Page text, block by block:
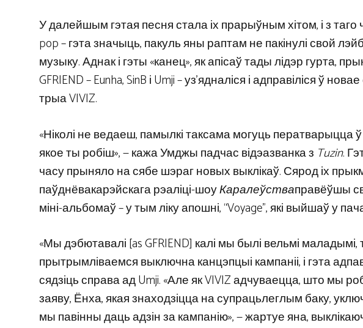
У далейшым гэтая песня стала іх прарыўным хітом, і з
pop – гэта значыць, пакуль яны раптам не пакінулі свой
музыку. Аднак і гэты «канец», як апісаў тады лідэр гурта,
GFRIEND – Eunha, SinB і Umji – уз’ядналіся і адправіліся ў
трыа VIVIZ.
«Ніколі не ведаеш, памылкі таксама могуць
якое ты робіш», — кажа Умджы падчас відэазванка з Tuzin.
часу прыняло на сябе шэраг новых выклікаў. Сярод іх
паўднёвакарэйскага рэаліці-шоуКаралеўстваправёўшы
міні-альбомаў – у тым ліку апошні, “Voyage”, які выйшаў у
«Мы дэбютавалі [as GFRIEND] калі мы былі вельмі
прытрымліваемся выключна канцэпцыі кампаніі, і гэта
сядзіць справа ад Umji. «Але як VIVIZ адчуваецца, што мы
заяву, Ёнха, якая знаходзіцца на супрацьлеглым баку,
мы павінны даць адзін за кампанію», — жартуе яна,